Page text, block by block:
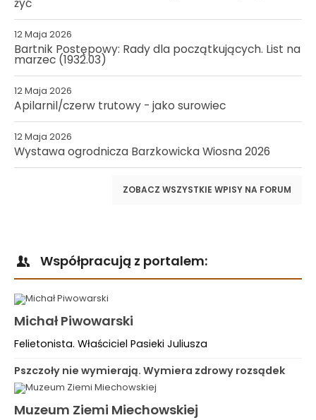
żyć
12 Maja 2026
Bartnik Postępowy: Rady dla początkujących. List na
marzec (1932.03)
12 Maja 2026
Apilarnil/czerw trutowy - jako surowiec
12 Maja 2026
Wystawa ogrodnicza Barzkowicka Wiosna 2026
ZOBACZ WSZYSTKIE WPISY NA FORUM
Współpracują z portalem:
Michał Piwowarski
Felietonista. Właściciel Pasieki Juliusza
Pszczoły nie wymierają. Wymiera zdrowy rozsądek
Muzeum Ziemi Miechowskiej